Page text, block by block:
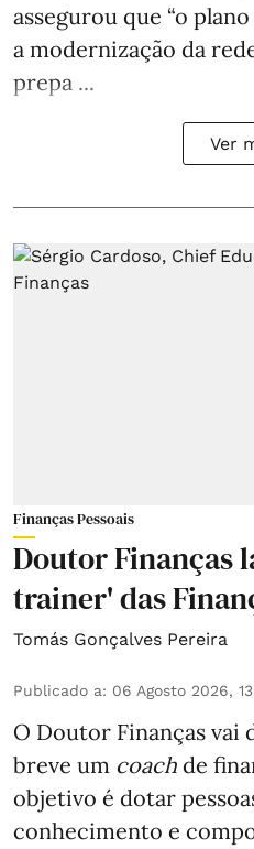
assegurou que “o
a modernização da
prepa ...
Ver
Finanças Pessoais
Doutor Finanças
trainer' das
Tomás Gonçalves Pereira
Publicado a: 06 Agosto 2026,
O Doutor Finanças vai
breve um coach de
objetivo é dotar
conhecimento e